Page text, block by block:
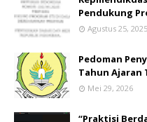
Pendukung
Agustus 25, 2025
Pedoman
Tahun Ajaran
Mei 29, 2026
“Praktisi